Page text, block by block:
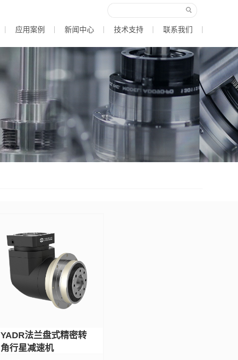
应用案例 新闻中心 技术支持 联系我们
YADR法兰盘式精密转
角行星减速机